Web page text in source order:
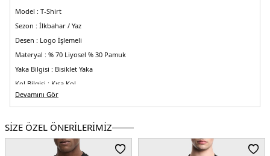
Model : T-Shirt
Sezon : İlkbahar / Yaz
Desen : Logo İşlemeli
Materyal : % 70 Liyosel % 30 Pamuk
Yaka Bilgisi : Bisiklet Yaka
Kol Bilgisi : Kısa Kol
Kalıp Bilgisi :Regular Fit
nefes alabilen ve kırışmaz olması
Üretim Yeri :Vietnam
5DY1EM001702AF10017UC001.07
Devamını Gör
SİZE ÖZEL ÖNERİLERİMİZ